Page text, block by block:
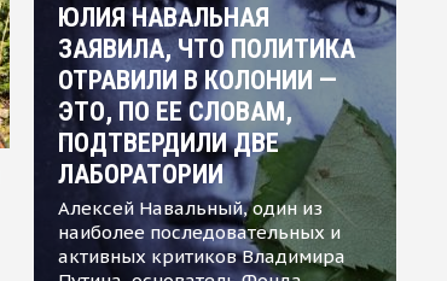
ЮЛИЯ НАВАЛЬНАЯ
ЗАЯВИЛА, ЧТО ПОЛИТИКА
ОТРАВИЛИ В КОЛОНИИ —
ЭТО, ПО ЕЕ СЛОВАМ,
ПОДТВЕРДИЛИ ДВЕ
ЛАБОРАТОРИИ
Алексей Навальный, один из
наиболее последовательных и
активных критиков Владимира